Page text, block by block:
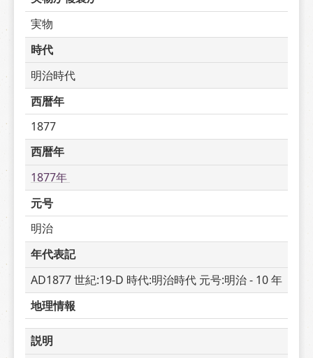
実物
時代
明治時代
西暦年
1877
西暦年
1877年
元号
明治
年代表記
AD1877 世紀:19-D 時代:明治時代 元号:明治 - 10 年
地理情報
説明